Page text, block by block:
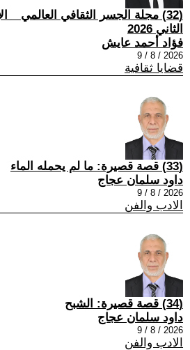
(32) مجلة الجسر الثقافي العالمي _
الثاني 2026
فؤاد أحمد عايش
2026 / 8 / 9
قضايا ثقافية
(33) قصة قصيرة: ما لم يحمله الماء
داود سلمان عجاج
2026 / 8 / 9
الادب والفن
(34) قصة قصيرة: الشبح
داود سلمان عجاج
2026 / 8 / 9
الادب والفن